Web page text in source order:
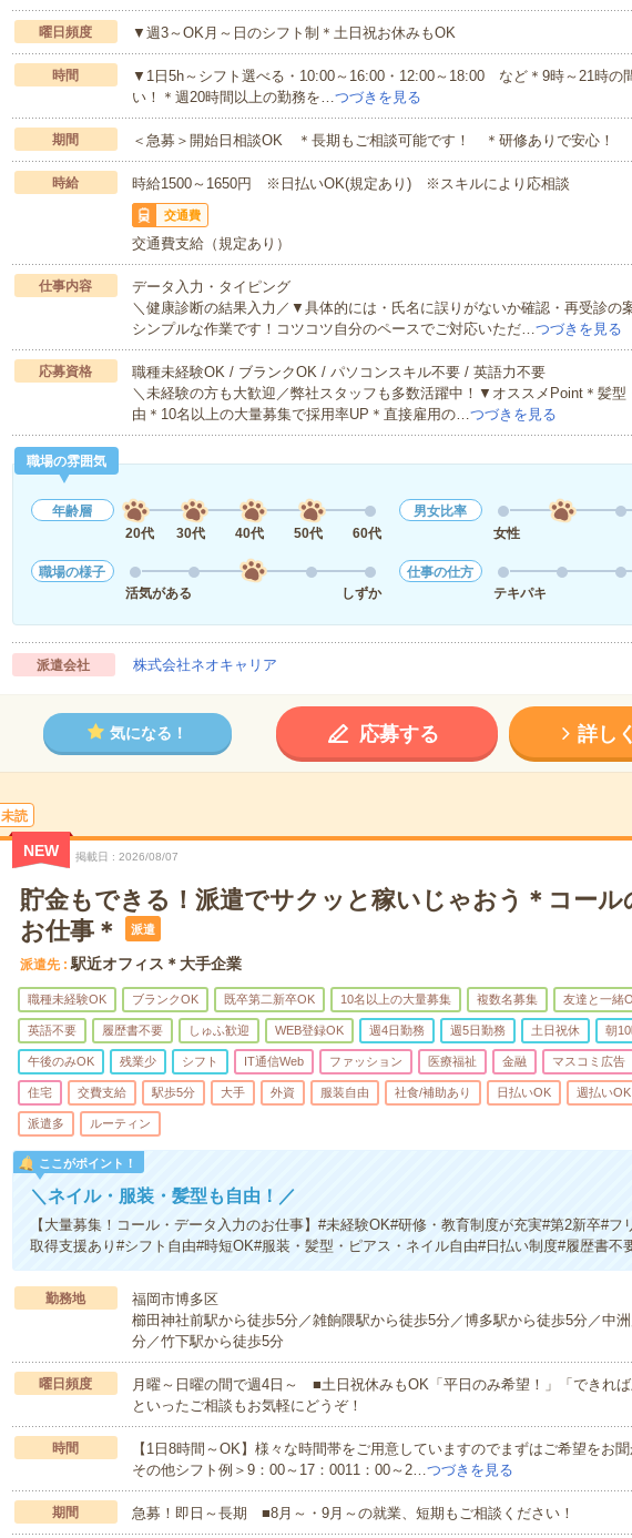
曜日頻度 ▼週3～OK月～日のシフト制＊土日祝お休みもOK
時間
▼1日5h～シフト選べる・10:00～16:00・12:00～18:00 など＊9時～21時の
い！＊週20時間以上の勤務を…つづきを見る
期間 ＜急募＞開始日相談OK ＊長期もご相談可能です！ ＊研修ありで安心！
時給 時給1500～1650円 ※日払いOK(規定あり) ※スキルにより応相談
交通費
交通費支給（規定あり）
仕事内容
データ入力・タイピング
＼健康診断の結果入力／▼具体的には・氏名に誤りがないか確認・再受診
シンプルな作業です！コツコツ自分のペースでご対応いただ…つづきを見る
応募資格
職種未経験OK / ブランクOK / パソコンスキル不要 / 英語力不要
＼未経験の方も大歓迎／弊社スタッフも多数活躍中！▼オススメPoint＊髪型
由＊10名以上の大量募集で採用率UP＊直接雇用の…つづきを見る
職場の雰囲気
年齢層
20代
30代 40代 50代 60代
男女比率
女性
職場の様子
活気がある
しずか
仕事の仕方
テキパキ
派遣会社 株式会社ネオキャリア
気になる！ 応募する 詳し
未読
NEW 掲載日 2026/08/07
貯金もできる！派遣でサクッと稼いじゃおう＊コール
お仕事＊
派遣
派遣先 駅近オフィス＊大手企業
職種未経験OK ブランクOK 既卒第二新卒OK 10名以上の大量募集 複数名募集 友達と一緒
英語不要 履歴書不要 しゅふ歓迎 WEB登録OK 週4日勤務 週5日勤務 土日祝休 朝
午後のみOK 残業少 シフト IT通信Web ファッション 医療福祉 金融 マスコミ広告
住宅 交費支給 駅歩5分 大手 外資 服装自由 社食/補助あり 日払いOK 週払いOK
派遣多 ルーティン
ここがポイント！
＼ネイル・服装・髪型も自由！／
【大量募集！コール・データ入力のお仕事】#未経験OK#研修・教育制度が充実#第2新卒#フ
取得支援あり#シフト自由#時短OK#服装・髪型・ピアス・ネイル自由#日払い制度#履歴書不
勤務地
福岡市博多区
櫛田神社前駅から徒歩5分／雑餉隈駅から徒歩5分／博多駅から徒歩5分／中
分／竹下駅から徒歩5分
曜日頻度
月曜～日曜の間で週4日～ ■土日祝休みもOK「平日のみ希望！」「できれば
といったご相談もお気軽にどうぞ！
時間
【1日8時間～OK】様々な時間帯をご用意していますのでまずはご希望をお
その他シフト例＞9：00～17：0011：00～2…つづきを見る
期間 急募！即日～長期 ■8月～・9月～の就業、短期もご相談ください！